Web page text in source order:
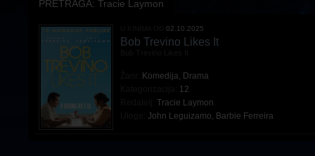
PRETRAGA: Tracie Laymon
02.10.2025
Bob Trevino Likes It
Komedija, Drama
12
Tracie Laymon
John Leguizamo, Barbie Ferreira